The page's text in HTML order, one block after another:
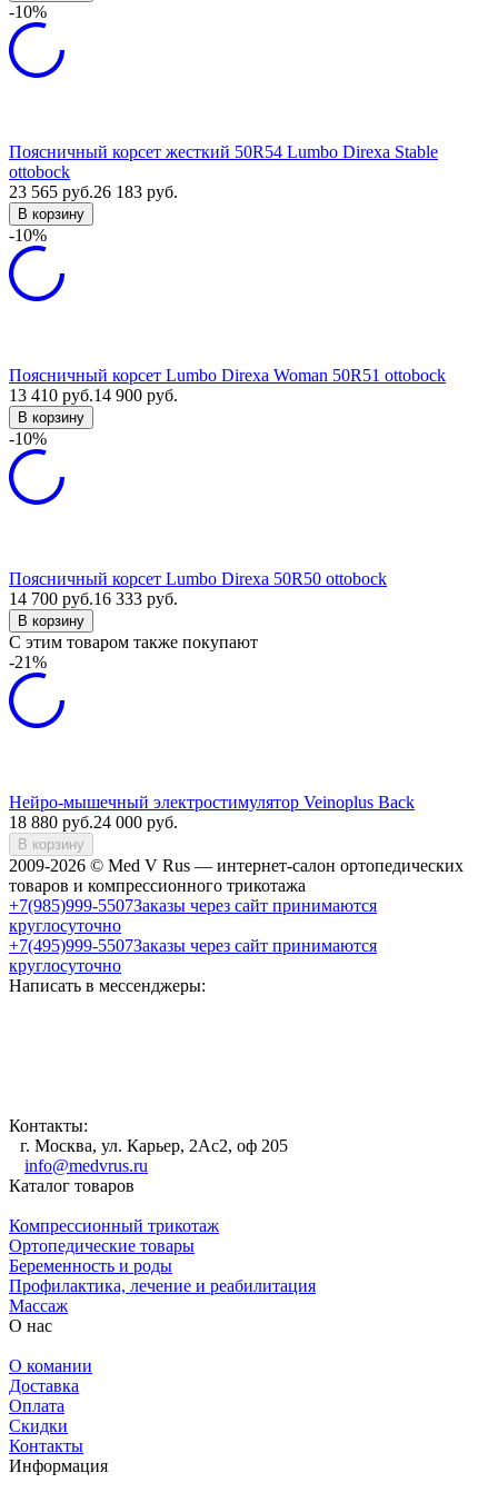
-10%
Поясничный корсет жесткий 50R54 Lumbo Direxa Stable
ottobock
23 565 руб.26 183 руб.
В корзину
-10%
Поясничный корсет Lumbo Direxa Woman 50R51 ottobock
13 410 руб.14 900 руб.
В корзину
-10%
Поясничный корсет Lumbo Direxa 50R50 ottobock
14 700 руб.16 333 руб.
В корзину
C этим товаром также покупают
-21%
Нейро-мышечный электростимулятор Veinoplus Back
18 880 руб.24 000 руб.
В корзину
2009-2026 © Med V Rus — интернет-салон ортопедических
товаров и компрессионного трикотажа
+7(985)999-5507Заказы через сайт принимаются
круглосуточно
+7(495)999-5507Заказы через сайт принимаются
круглосуточно
Написать в мессенджеры:
Контакты:
г. Москва, ул. Карьер, 2Ас2, оф 205
info@medvrus.ru
Каталог товаров
Компрессионный трикотаж
Ортопедические товары
Беременность и роды
Профилактика, лечение и реабилитация
Массаж
О нас
О комании
Доставка
Оплата
Скидки
Контакты
Информация